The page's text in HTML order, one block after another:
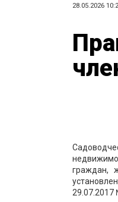
28.05.2026
граждан,
29.07.2017